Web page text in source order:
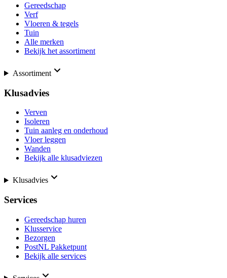
Gereedschap
Verf
Vloeren & tegels
Tuin
Alle merken
Bekijk het assortiment
Assortiment
Klusadvies
Verven
Isoleren
Tuin aanleg en onderhoud
Vloer leggen
Wanden
Bekijk alle klusadviezen
Klusadvies
Services
Gereedschap huren
Klusservice
Bezorgen
PostNL Pakketpunt
Bekijk alle services